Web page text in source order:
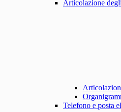
Articolazione
Telefono e posta